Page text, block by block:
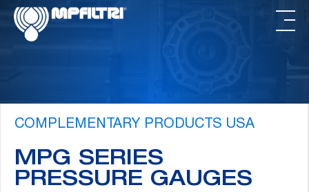
Passa
contenuto
Passa
COMPLEMENTARY PRODUCTS USA
MPG SERIES
PRESSURE GAUGES